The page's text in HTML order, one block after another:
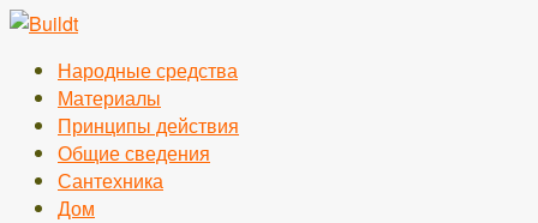
Перейти
контентуНародные средства
Материалы
Принципы действия
Общие сведения
Сантехника
Дом